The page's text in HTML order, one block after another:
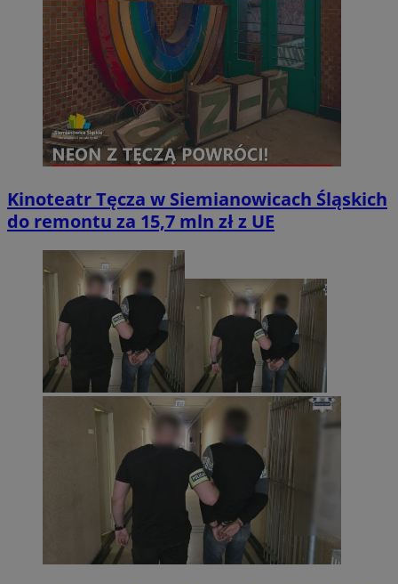
Kinoteatr Tęcza w Siemianowicach Śląskich
do remontu za 15,7 mln zł z UE